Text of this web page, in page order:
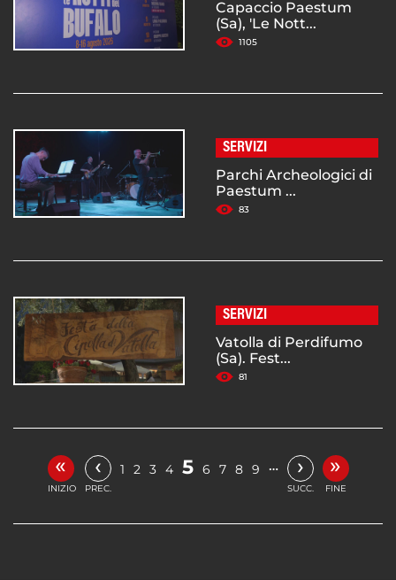
Capaccio Paestum
(Sa), 'Le Nott...
1105
SERVIZI
Parchi Archeologici di
Paestum ...
83
SERVIZI
Vatolla di Perdifumo
(Sa). Fest...
81
«
INIZIO
‹
PREC.
1 2 3 4 5 6 7 8 9 … ›
SUCC.
»
FINE